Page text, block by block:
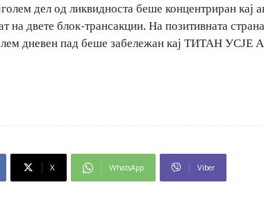
дел од ликвидноста беше концентриран кај
на двете блок-трансакции. На позитивната
дневен пад беше забележан кај ТИТАН УСЈЕ
X WhatsApp Viber